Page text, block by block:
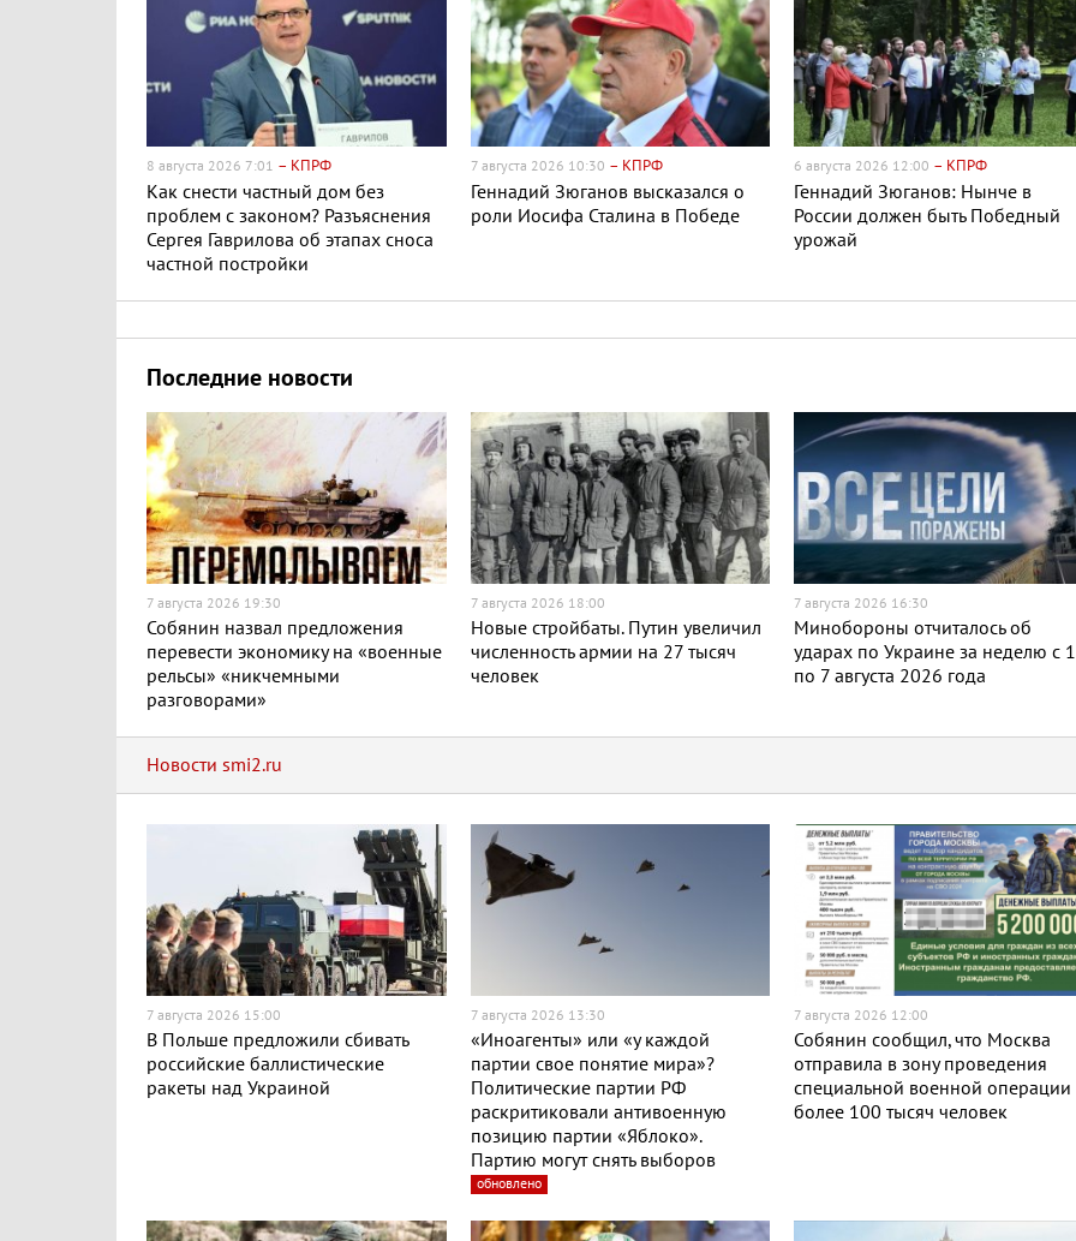
8 августа 2026 7:01 – КПРФ
Как снести частный дом без
проблем с законом? Разъяснения
Сергея Гаврилова об этапах сноса
частной постройки
7 августа 2026 10:30 – КПРФ
Геннадий Зюганов высказался о
роли Иосифа Сталина в Победе
6 августа 2026 12:00 – КПРФ
Геннадий Зюганов: Нынче в
России должен быть Победный
урожай
Последние новости
7 августа 2026 19:30
Собянин назвал предложения
перевести экономику на «военные
рельсы» «никчемными
разговорами»
7 августа 2026 18:00
Новые стройбаты. Путин увеличил
численность армии на 27 тысяч
человек
7 августа 2026 16:30
Минобороны отчиталось об
ударах по Украине за неделю с 1
по 7 августа 2026 года
Новости smi2.ru
7 августа 2026 15:00
В Польше предложили сбивать
российские баллистические
ракеты над Украиной
7 августа 2026 13:30
«Иноагенты» или «у каждой
партии свое понятие мира»?
Политические партии РФ
раскритиковали антивоенную
позицию партии «Яблоко».
Партию могут снять выборов
обновлено
7 августа 2026 12:00
Собянин сообщил, что Москва
отправила в зону проведения
специальной военной операции
более 100 тысяч человек